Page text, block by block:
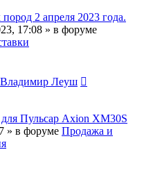
2 апреля 2023 года.
17:08 » в форуме
Владимир Леуш
Пульсар Axion XM30S
» в форуме Продажа и